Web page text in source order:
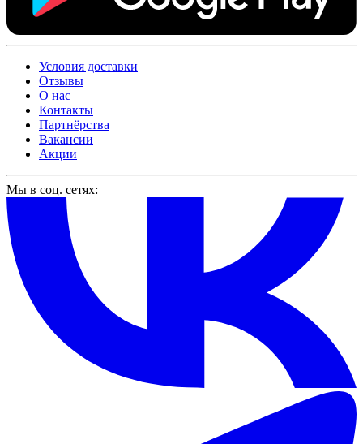
Условия доставки
Отзывы
О нас
Контакты
Партнёрства
Вакансии
Акции
Мы в соц. сетях: